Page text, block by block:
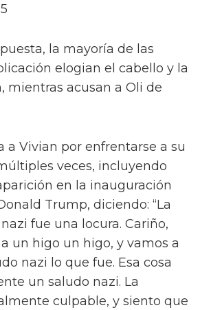
la mayoría de las
elogian el cabello y la
mientras acusan a Oli de
a Vivian por enfrentarse a su
veces, incluyendo
en la inauguración
Trump, diciendo: “La
fue una locura. Cariño,
un higo un higo, y vamos a
nazi lo que fue. Esa cosa
un saludo nazi. La
culpable, y siento que